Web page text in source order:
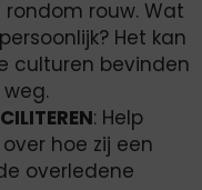
rouw. Wat
Het kan
culturen bevinden
: Help
hoe zij een
overledene